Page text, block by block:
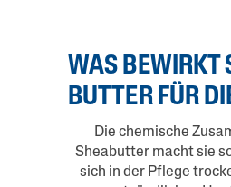
WAS BEWIRKT
BUTTER FÜR
Die chemische
Sheabutter macht sie
sich in der Pflege